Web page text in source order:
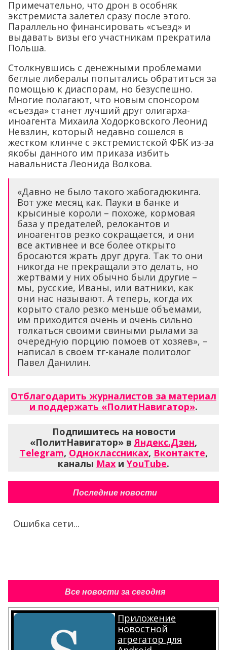
Примечательно, что дрон в особняк
экстремиста залетел сразу после этого.
Параллельно финансировать «съезд» и
выдавать визы его участникам прекратила
Польша.
Столкнувшись с денежными проблемами
беглые либералы попытались обратиться за
помощью к диаспорам, но безуспешно.
Многие полагают, что новым спонсором
«съезда» станет лучший друг олигарха-
иноагента Михаила Ходорковского Леонид
Невзлин, который недавно сошелся в
жестком клинче с экстремистской ФБК из-за
якобы данного им приказа избить
навальниста Леонида Волкова.
«Давно не было такого жабогадюкинга.
Вот уже месяц как. Пауки в банке и
крысиные короли – похоже, кормовая
база у предателей, релокантов и
иноагентов резко сокращается, и они
все активнее и все более открыто
бросаются жрать друг друга. Так то они
никогда не прекращали это делать, но
жертвами у них обычно были другие –
мы, русские, Иваны, или ватники, как
они нас называют. А теперь, когда их
корыто стало резко меньше объемами,
им приходится очень и очень сильно
толкаться своими свиными рылами за
очередную порцию помоев от хозяев», –
написал в своем тг-канале политолог
Павел Данилин.
Отблагодарить журналистов за материал
и поддержать «ПолитНавигатор».
Подпишитесь на новости
«ПолитНавигатор» вЯндекс.Дзен,
Telegram, Одноклассниках, Вконтакте,
каналы Max и YouTube.
Последние новости
Ошибка сети...
Все новости за сегодня
Приложение
новостной
агрегатор для